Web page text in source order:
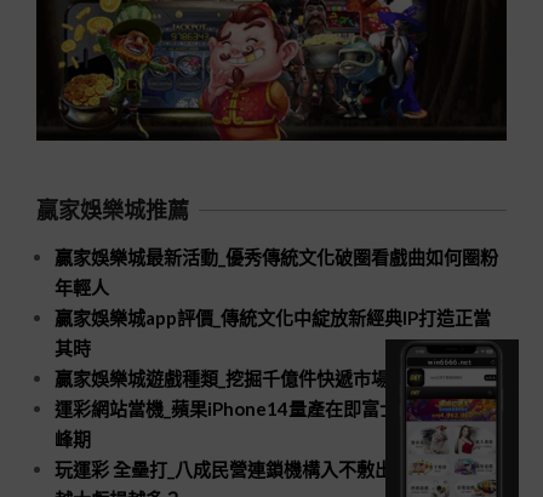
贏家娛樂城推薦
贏家娛樂城最新活動_優秀傳統文化破圈看戲曲如何圈粉
年輕人
贏家娛樂城app評價_傳統文化中綻放新經典IP打造正當
其時
贏家娛樂城遊戲種類_挖掘千億件快遞市場新空間
運彩網站當機_蘋果iPhone14量產在即富士康招工進入高
峰期
玩運彩 全壘打_八成民營連鎖機構入不敷出口腔醫療規模